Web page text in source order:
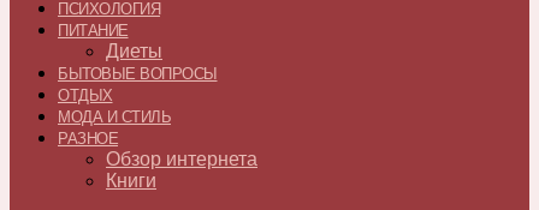
ПСИХОЛОГИЯ
ПИТАНИЕ
Диеты
БЫТОВЫЕ ВОПРОСЫ
ОТДЫХ
МОДА И СТИЛЬ
РАЗНОЕ
Обзор интернета
Книги